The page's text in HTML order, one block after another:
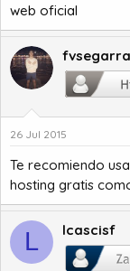
web oficial
fvsegarra
26 Jul 2015
Te recomiendo
hosting gratis
L lcascisf